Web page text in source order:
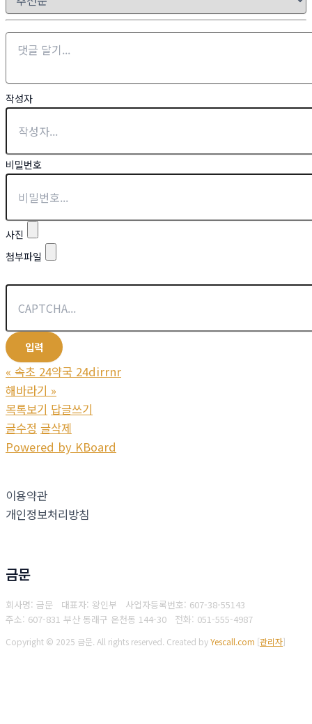
작성자
비밀번호
사진
첨부파일
« 속초 24약국 24dirrnr
해바라기 »
목록보기 답글쓰기
글수정 글삭제
Powered by KBoard
이용약관
개인정보처리방침
금문
회사명: 금문 대표자: 왕인부 사업자등록번호: 607-38-55143
주소: 607-831 부산 동래구 온천동 144-30 전화: 051-555-4987
Copyright © 2025 금문. All rights reserved. Created byYescall.com [관리자]